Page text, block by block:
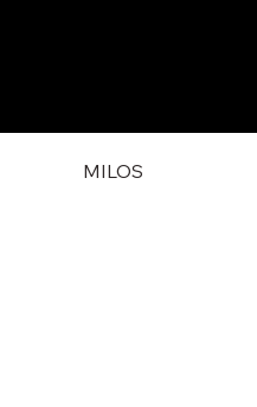
MILOS